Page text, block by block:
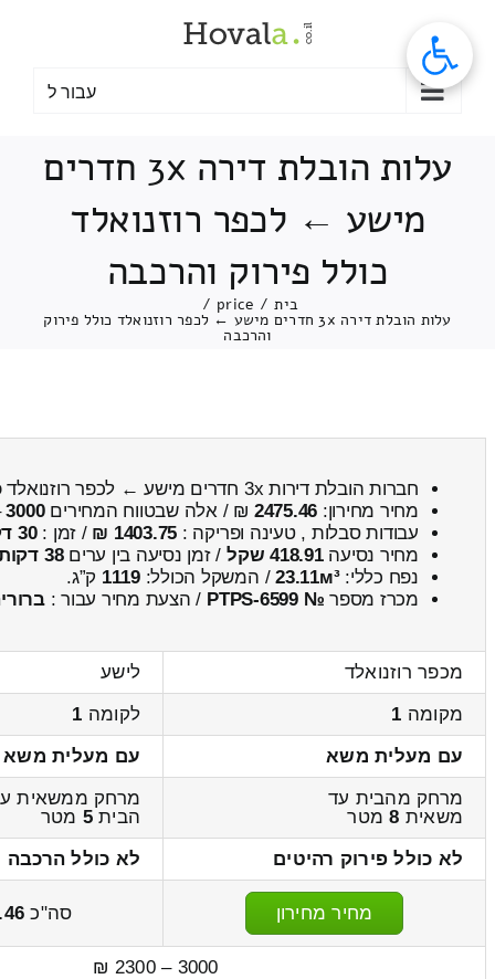
עבור ל
עלות הובלת דירה 3x חדרים
מישע ← לכפר רוזנואלד
כולל פירוק והרכבה
בית /
price
/
עלות הובלת דירה 3x חדרים מישע ← לכפר רוזנואלד כולל פירוק
והרכבה
חברות הובלת דירות 3x חדרים מישע ← לכפר רוזנואלד
מחיר מחירון: 2475.46 ₪ / אלה שבטווח המחירים3000
עבודות סבלות , טעינה ופריקה : 1403.75 ₪ / זמן :30 דקות 37 שניות
מחיר נסיעה418.91 שקל / זמן נסיעה בין ערים38 דקות
נפח כללי:23.11м³/ המשקל הכולל:1119 ק”ג.
מכרז מספר № PTPS-6599 / הצעת מחיר עבור :
מכפר רוזנואלד
לישע
מקומה 1 לקומה 1
עם מעלית משא
עם מעלית משא
מרחק מהבית עד
משאית 8מטר
מרחק ממשאית
הבית5 מטר
לא כולל פירוק רהיטים
לא כולל הרכבה
מחיר מחירון סה"כ
3000 – 2300 ₪